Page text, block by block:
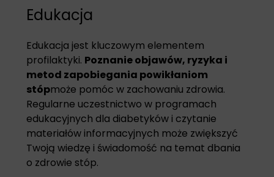
Edukacja
Edukacja jest kluczowym elementem
profilaktyki. Poznanie objawów, ryzyka i
metod zapobiegania powikłaniom
stópmoże pomóc w zachowaniu zdrowia.
Regularne uczestnictwo w programach
edukacyjnych dla diabetyków i czytanie
materiałów informacyjnych może zwiększyć
Twoją wiedzę i świadomość na temat dbania
o zdrowie stóp.